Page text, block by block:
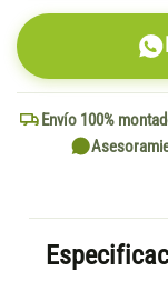
Envío 100%